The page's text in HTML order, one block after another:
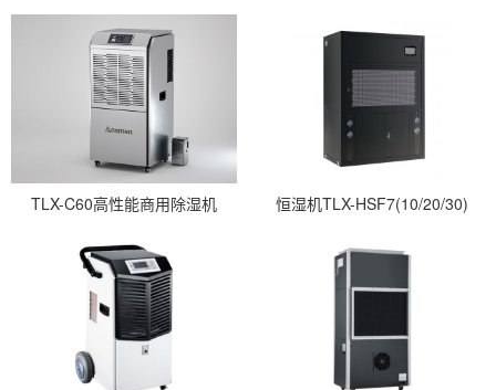
TLX-C60高性能商用除湿机 恒湿机TLX-HSF7(10/20/30)